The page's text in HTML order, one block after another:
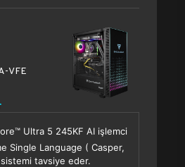
VFE
Ultra 5 245KF AI işlemci
Single Language ( Casper,
tavsiye eder.